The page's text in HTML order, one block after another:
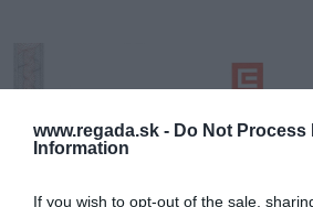
www.regada.sk - Do Not Process
Information
If you wish to opt-out of the sale,